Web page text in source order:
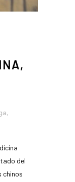
,
del
chinos